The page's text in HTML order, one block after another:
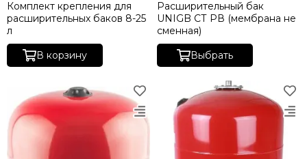
Комплект крепления для
расширительных баков 8-25
л
В корзину
Расширительный бак
UNIGB СТ РВ (мембрана не
сменная)
Выбрать